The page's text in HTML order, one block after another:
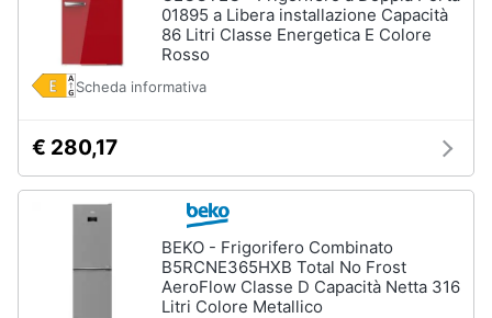
01895 a Libera installazione Capacità
86 Litri Classe Energetica E Colore
Rosso
Scheda informativa
€ 280,17
BEKO - Frigorifero Combinato
B5RCNE365HXB Total No Frost
AeroFlow Classe D Capacità Netta 316
Litri Colore Metallico